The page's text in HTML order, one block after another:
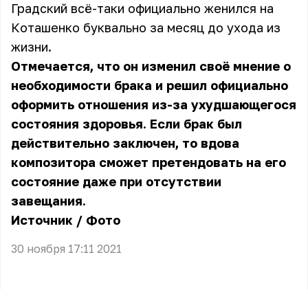
Градский всё-таки официально женился на
Коташенко буквально за месяц до ухода из
жизни.
Отмечается, что он изменил своё мнение о
необходимости брака и решил официально
оформить отношения из-за ухудшающегося
состояния здоровья. Если брак был
действительно заключен, то вдова
композитора сможет претендовать на его
состояние даже при отсутствии
завещания.
Источник / Фото
30 ноября 17:11 2021